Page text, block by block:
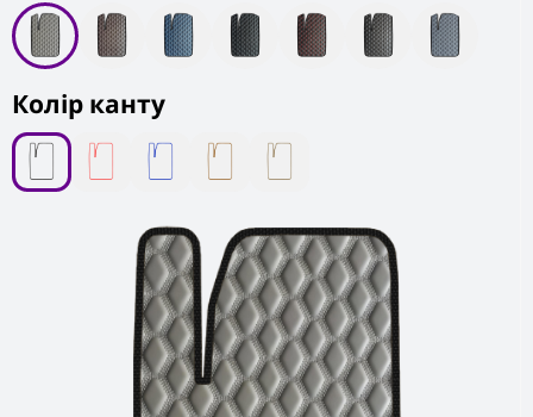
Колір канту